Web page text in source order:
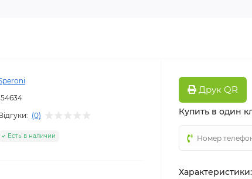
(0)
Есть в наличии
Друк QR
Купить в один
Характеристики: